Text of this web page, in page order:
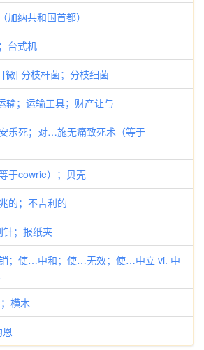
纳共和国首都）
式机
] 分枝杆菌；分枝细菌
；运输工具；财产让与
死；对…施无痛致死术（等于
cowrie）；贝壳
；不吉利的
；报纸夹
使…中和；使…无效；使…中立 vi. 中
横木